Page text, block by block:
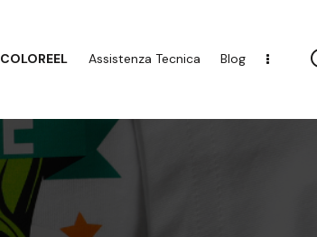
COLOREEL Assistenza Tecnica Blog